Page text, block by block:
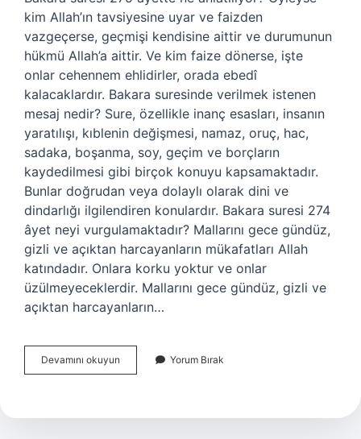
kim Allah’ın tavsiyesine uyar ve faizden
vazgeçerse, geçmişi kendisine aittir ve durumunun
hükmü Allah’a aittir. Ve kim faize dönerse, işte
onlar cehennem ehlidirler, orada ebedî
kalacaklardır. Bakara suresinde verilmek istenen
mesaj nedir? Sure, özellikle inanç esasları, insanın
yaratılışı, kıblenin değişmesi, namaz, oruç, hac,
sadaka, boşanma, soy, geçim ve borçların
kaydedilmesi gibi birçok konuyu kapsamaktadır.
Bunlar doğrudan veya dolaylı olarak dini ve
dindarlığı ilgilendiren konulardır. Bakara suresi 274
âyet neyi vurgulamaktadır? Mallarını gece gündüz,
gizli ve açıktan harcayanların mükafatları Allah
katındadır. Onlara korku yoktur ve onlar
üzülmeyeceklerdir. Mallarını gece gündüz, gizli ve
açıktan harcayanların…
Devamını okuyun
Suresi
Ne
Yorum Bırak